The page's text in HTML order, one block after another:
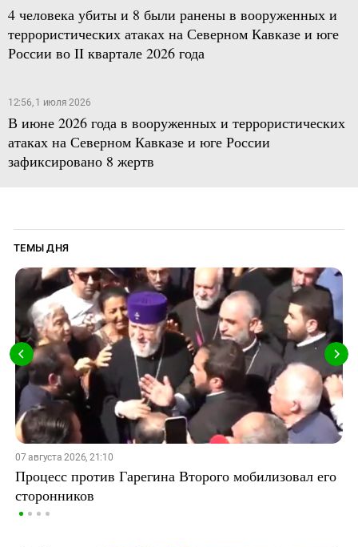
4 человека убиты и 8 были ранены в вооруженных и
террористических атаках на Северном Кавказе и юге
России во II квартале 2026 года
12:56, 1 июля 2026
В июне 2026 года в вооруженных и террористических
атаках на Северном Кавказе и юге России
зафиксировано 8 жертв
ТЕМЫ ДНЯ
07 августа 2026, 21:10
Процесс против Гарегина Второго мобилизовал его
сторонников